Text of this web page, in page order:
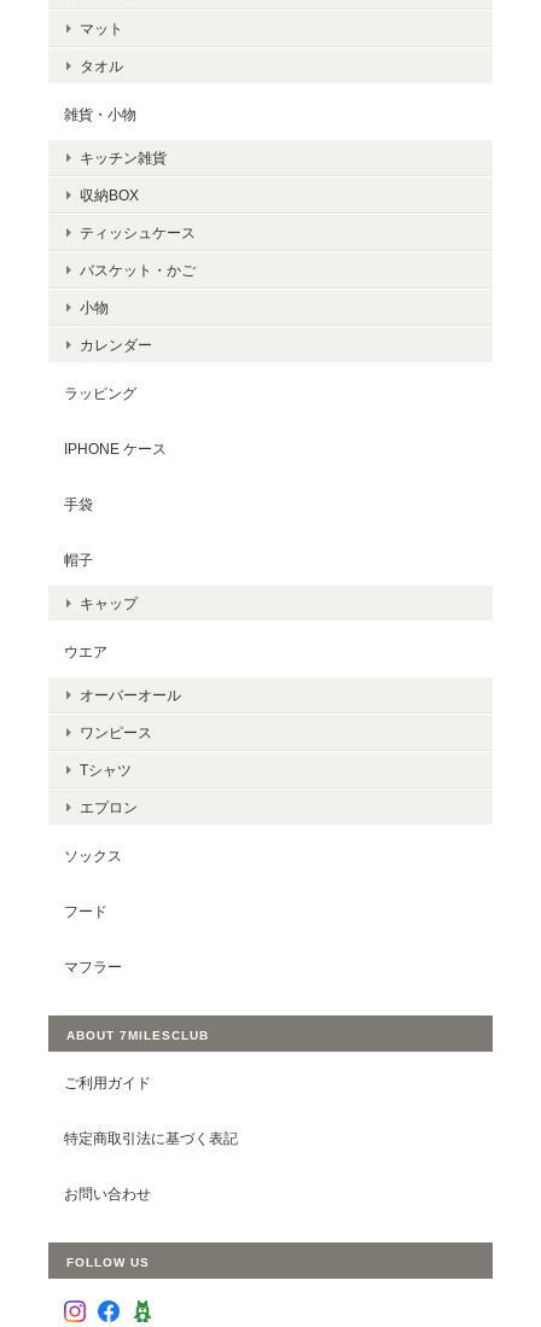
マット
タオル
雑貨・小物
キッチン雑貨
収納BOX
ティッシュケース
バスケット・かご
小物
カレンダー
ラッピング
IPHONE ケース
手袋
帽子
キャップ
ウエア
オーバーオール
ワンピース
Tシャツ
エプロン
ソックス
フード
マフラー
ABOUT 7MILESCLUB
ご利用ガイド
特定商取引法に基づく表記
お問い合わせ
FOLLOW US